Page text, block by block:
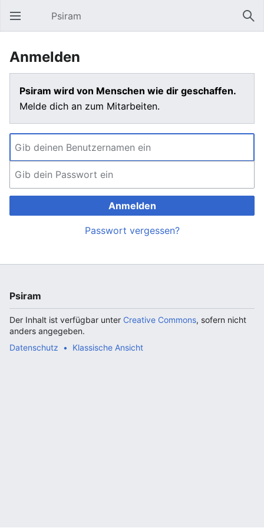
Hauptmenü öffnen Psiram
Anmelden
Psiram wird von Menschen wie dir geschaffen.
Melde dich an zum Mitarbeiten.
Anmelden
Passwort vergessen?
Psiram
Der Inhalt ist verfügbar unter Creative Commons, sofern nicht
anders angegeben.
Datenschutz
Klassische Ansicht